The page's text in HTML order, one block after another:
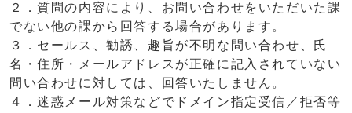
２．質問の内容により、お問い合わせをいただいた課
でない他の課から回答する場合があります。
３．セールス、勧誘、趣旨が不明な問い合わせ、氏
名・住所・メールアドレスが正確に記入されていない
問い合わせに対しては、回答いたしません。
４．迷惑メール対策などでドメイン指定受信／拒否等